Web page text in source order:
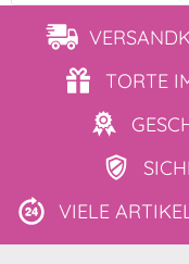
TORTE
VIELE